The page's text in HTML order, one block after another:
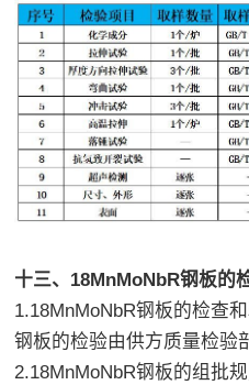
十三、18MnMoNbR钢板的
1.18MnMoNbR钢板的检查和
钢板的检验由供方质量检验
2.18MnMoNbR钢板的组批规